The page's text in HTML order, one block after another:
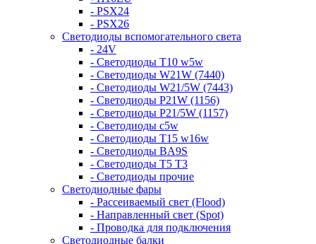
- PSX24
- PSX26
Светодиоды вспомогательного света
- 24V
- Светодиоды T10 w5w
- Светодиоды W21W (7440)
- Светодиоды W21/5W (7443)
- Светодиоды P21W (1156)
- Светодиоды P21/5W (1157)
- Светодиоды c5w
- Светодиоды T15 w16w
- Светодиоды BA9S
- Светодиоды T5 T3
- Светодиоды прочие
Светодиодные фары
- Рассеиваемый свет (Flood)
- Направленный свет (Spot)
- Проводка для подключения
Светодиодные балки